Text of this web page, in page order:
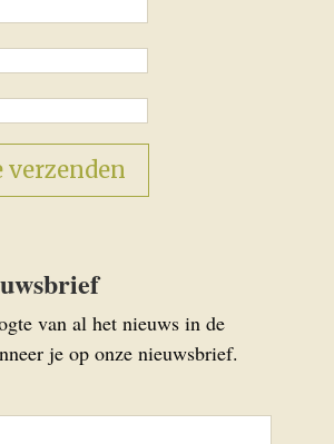
van al het nieuws in de
je op onze nieuwsbrief.